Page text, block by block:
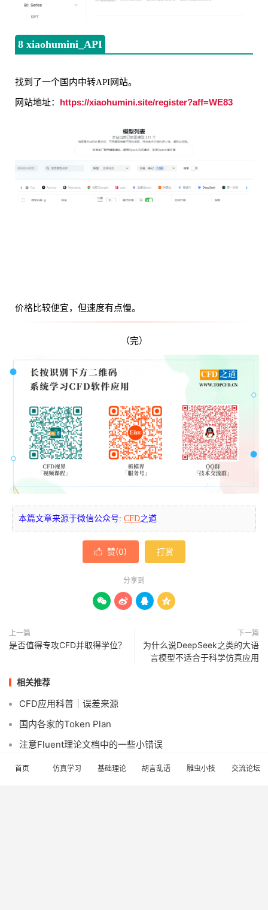
8 xiaohumini_API
找到了一个国内中转API网站。
网站地址： https://xiaohumini.site/register?aff=WE83
价格比较便宜，但速度有点慢。
（完）
本篇文章来源于微信公众号: CFD之道
 赞(0) 打赏
分享到
   
上一篇
是否值得专攻CFD并取得学位？
下一篇
为什么说DeepSeek之类的大语
言模型不适合于科学仿真应用
相关推荐
CFD应用科普｜误差来源
国内各家的Token Plan
注意Fluent理论文档中的一些小错误
DPM颗粒碰撞恢复系数
首页 仿真学习 基础理论 胡言乱语 雕虫小技 交流论坛